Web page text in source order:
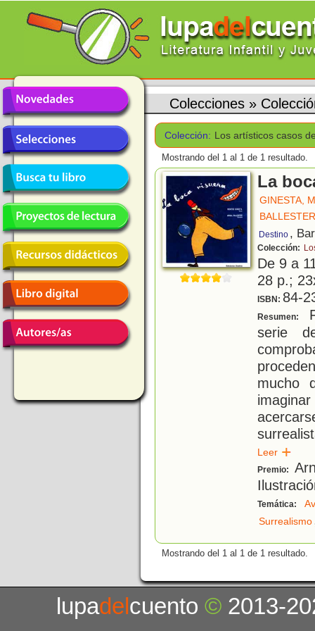
Colecciones »
Colección: Los artísticos casos
Mostrando del 1 al 1 de 1 resultado.
La
GINESTA,
Destino ,
Colección:
De 9 a
28 p.;
ISBN: 84-
Resumen:
serie
mucho
Leer
Premio:
Temática:
Surrealismo
Mostrando del 1 al 1 de 1 resultado.
lupadelcuento© 2013-